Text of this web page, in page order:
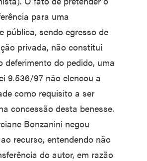
para uma
pública, sendo egresso de
privada, não constitui
deferimento do pedido, uma
9.536/97 não elencou a
como requisito a ser
concessão desta benesse.
Bonzanini negou
recurso, entendendo não
do autor, em razão